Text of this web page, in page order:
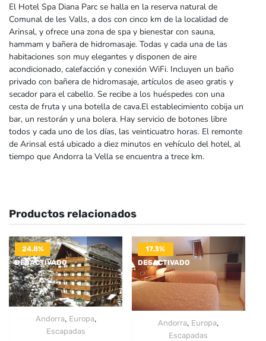
El Hotel Spa Diana Parc se halla en la reserva natural de
Comunal de les Valls, a dos con cinco km de la localidad de
Arinsal, y ofrece una zona de spa y bienestar con sauna,
hammam y bañera de hidromasaje. Todas y cada una de las
habitaciones son muy elegantes y disponen de aire
acondicionado, calefacción y conexión WiFi. Incluyen un baño
privado con bañera de hidromasaje, artículos de aseo gratis y
secador para el cabello. Se recibe a los huéspedes con una
cesta de fruta y una botella de cava.El establecimiento cobija un
bar, un restorán y una bolera. Hay servicio de botones libre
todos y cada uno de los días, las veinticuatro horas. El remonte
de Arinsal está ubicado a diez minutos en vehículo del hotel, al
tiempo que Andorra la Vella se encuentra a trece km.
Productos relacionados
24.8%
DESACTIVADO
Andorra, Europa,
Escapadas
17.3%
DESACTIVADO
Andorra, Europa,
Escapadas